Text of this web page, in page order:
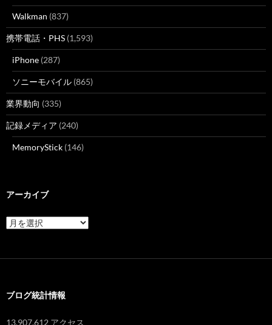
Walkman (837)
携帯電話・PHS (1,593)
iPhone (287)
ソニーモバイル (865)
業界動向 (335)
記録メディア (240)
MemoryStick (146)
アーカイブ
ア
ー
ブログ統計情報
13,907,612 アクセス